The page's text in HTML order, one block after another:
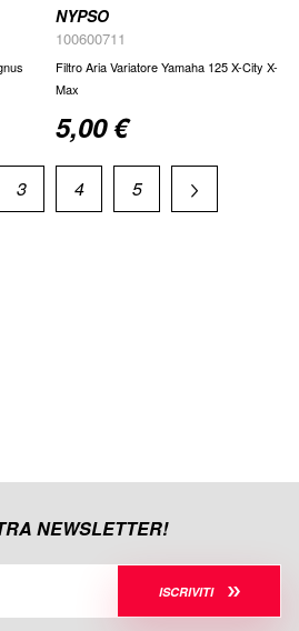
NYPSO
100600711
Filtro Aria Variatore Yamaha 125 X-City X-
Max
5,00 €
3 4 5
NEWSLETTER!
ISCRIVITI